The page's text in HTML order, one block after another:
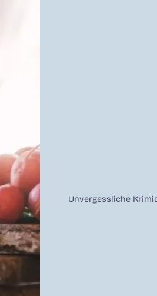
Unvergessliche